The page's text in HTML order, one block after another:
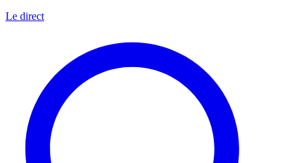
Le direct